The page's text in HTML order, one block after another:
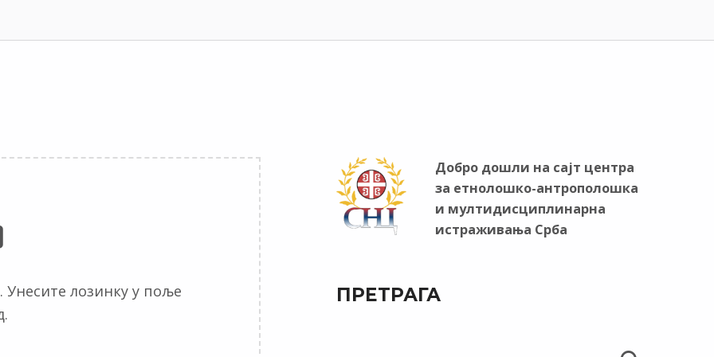
Унесите лозинку у поље
Добро дошли на сајт центра
за етнолошко-антрополошка
и мултидисциплинарна
истраживања Срба
ПРЕТРАГА